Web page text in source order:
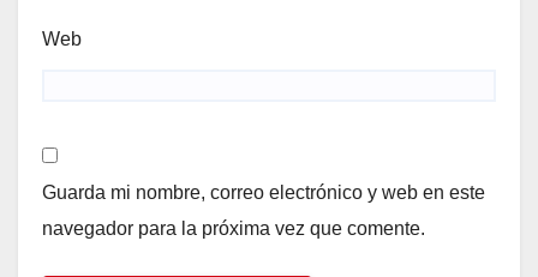
Web
Guarda mi nombre, correo electrónico y web en este
navegador para la próxima vez que comente.